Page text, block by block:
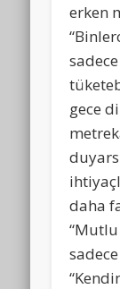
erken
gece
daha
“Mutlu